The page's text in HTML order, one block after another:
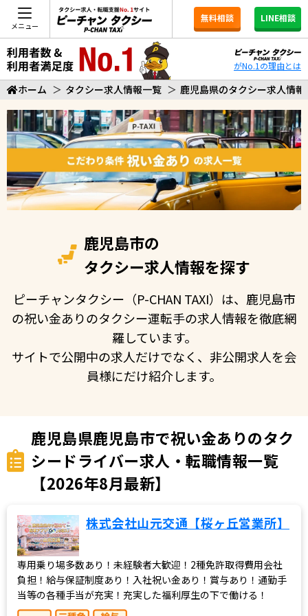
メニュー
無料相談 LINE相談
がNo.1の理由とは
ホーム ＞ タクシー求人情報一覧 ＞ 鹿児島県のタクシー求人情報
鹿児島市の
タクシー求人情報を探す
ピーチャンタクシー（P-CHAN TAXI）は、鹿児島市
の祝い金ありのタクシー運転手の求人情報を徹底網
羅しています。
サイトで公開中の求人だけでなく、非公開求人を会
員様にだけ紹介します。
鹿児島県鹿児島市で祝い金ありのタク
シードライバー求人・転職情報一覧
【2026年8月最新】
株式会社山元交通【桜ヶ丘営業所】
専用乗り場多数あり！未経験者大歓迎！2種免許取得費用会社
負担！給与保証制度あり！入社祝い金あり！賞与あり！通勤手
当等の各種手当が充実！充実した福利厚生の下で働ける！